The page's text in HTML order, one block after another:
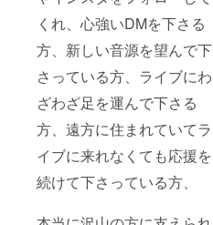
くれ、心強いDMを下さる
方、新しい音源を望んで下
さっている方、ライブにわ
ざわざ足を運んで下さる
方、遠方に住まれていてラ
イブに来れなくても応援を
続けて下さっている方、